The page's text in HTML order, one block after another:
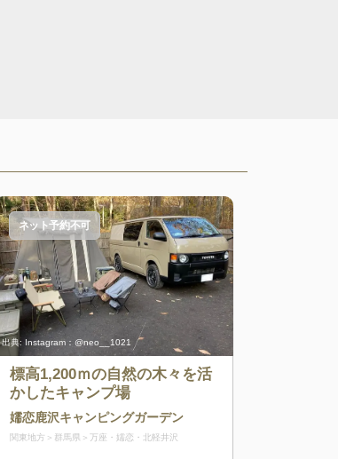
出典: Instagram：@neo__1021
ネット予約不可
標高1,200ｍの自然の木々を活
かしたキャンプ場
嬬恋鹿沢キャンピングガーデン
関東地方 群馬県 万座・嬬恋・北軽井沢